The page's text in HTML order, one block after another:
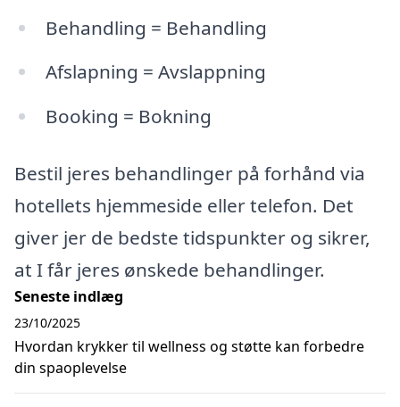
Behandling = Behandling
Afslapning = Avslappning
Booking = Bokning
Bestil jeres behandlinger på forhånd via
hotellets hjemmeside eller telefon. Det
giver jer de bedste tidspunkter og sikrer,
at I får jeres ønskede behandlinger.
Seneste indlæg
Hvordan krykker til wellness og støtte kan forbedre
din spaoplevelse
23/10/2025